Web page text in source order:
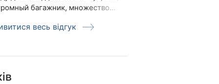
багажник, множество...
весь відгук